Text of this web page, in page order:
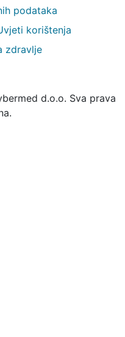
podataka
korištenja
zdravlje
d.o.o. Sva prava